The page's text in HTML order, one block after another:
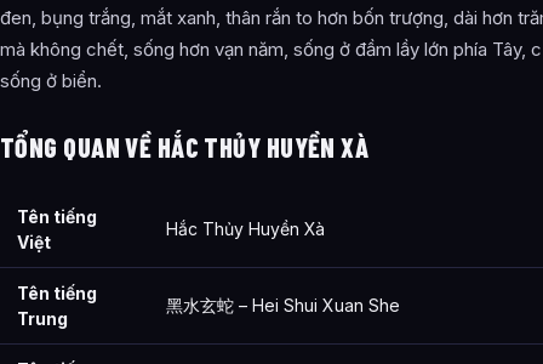
đen, bụng trắng, mắt xanh, thân rắn to hơn bốn trượng, dài hơn
mà không chết, sống hơn vạn năm, sống ở đầm lầy lớn phía Tây,
sống ở biển.
TỔNG QUAN VỀ HẮC THỦY HUYỀN XÀ
Tên tiếng
Việt
Hắc Thủy Huyền Xà
Tên tiếng
Trung
黑水玄蛇 – Hei Shui Xuan She